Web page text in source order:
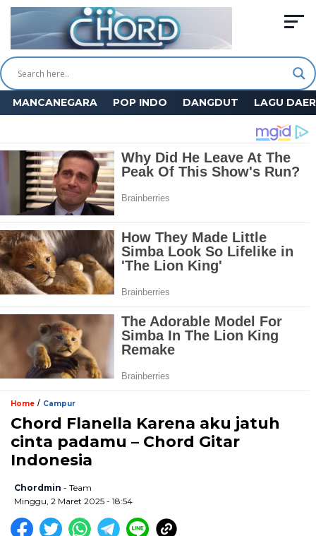
MANCANEGARA POP INDO DANGDUT LAGU
Home / Campur
Chord Flanella Karena aku jatuh
cinta padamu – Chord Gitar
Indonesia
Chordmin - Team
Minggu, 2 Maret 2025 - 18:54